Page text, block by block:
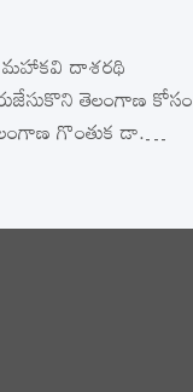
దాశరథి
తెలంగాణ కోసం
గొంతుక డా.…